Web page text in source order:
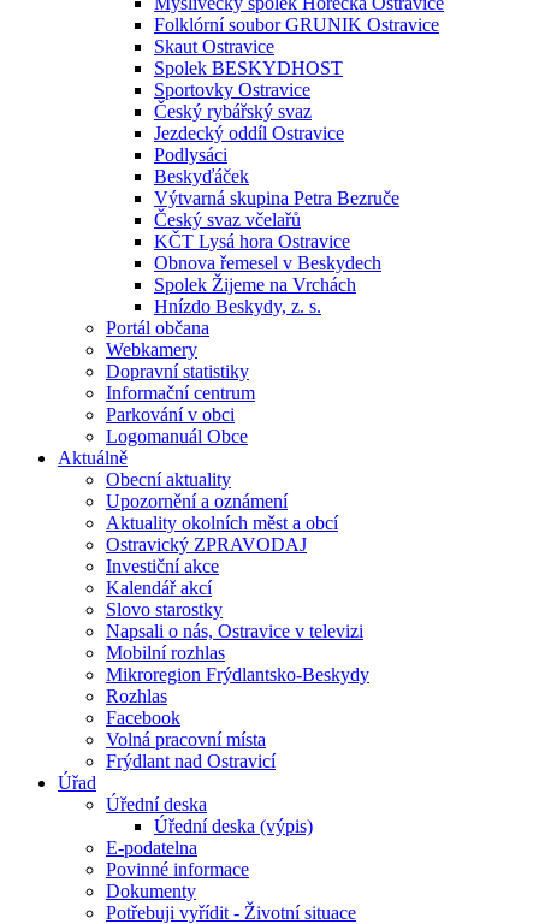
Folklórní soubor GRUNIK Ostravice
Skaut Ostravice
Spolek BESKYDHOST
Sportovky Ostravice
Český rybářský svaz
Jezdecký oddíl Ostravice
Podlysáci
Beskyďáček
Výtvarná skupina Petra Bezruče
Český svaz včelařů
KČT Lysá hora Ostravice
Obnova řemesel v Beskydech
Spolek Žijeme na Vrchách
Hnízdo Beskydy, z. s.
Portál občana
Webkamery
Dopravní statistiky
Informační centrum
Parkování v obci
Logomanuál Obce
Aktuálně
Obecní aktuality
Upozornění a oznámení
Aktuality okolních měst a obcí
Ostravický ZPRAVODAJ
Investiční akce
Kalendář akcí
Slovo starostky
Napsali o nás, Ostravice v televizi
Mobilní rozhlas
Mikroregion Frýdlantsko-Beskydy
Rozhlas
Facebook
Volná pracovní místa
Frýdlant nad Ostravicí
Úřad
Úřední deska
Úřední deska (výpis)
E-podatelna
Povinné informace
Dokumenty
Potřebuji vyřídit - Životní situace